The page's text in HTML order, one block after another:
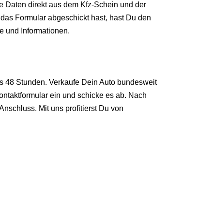
Daten direkt aus dem Kfz-Schein und der
Formular abgeschickt hast, hast Du den
und Informationen.
48 Stunden. Verkaufe Dein Auto bundesweit
ein und schicke es ab. Nach
Mit uns profitierst Du von